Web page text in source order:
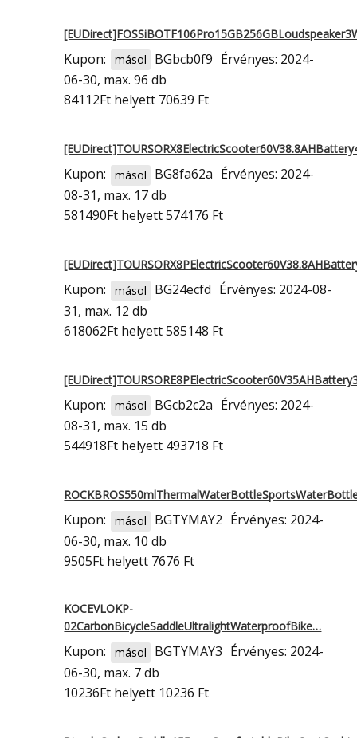
Kupon: másol BGbcb0f9 Érvényes: 2024-
06-30, max. 96 db
84112Ft helyett 70639 Ft
Kupon: másol BG8fa62a Érvényes: 2024-
08-31, max. 17 db
581490Ft helyett 574176 Ft
Kupon: másol BG24ecfd Érvényes: 2024-08-
31, max. 12 db
618062Ft helyett 585148 Ft
Kupon: másol BGcb2c2a Érvényes: 2024-
08-31, max. 15 db
544918Ft helyett 493718 Ft
Kupon: másol BGTYMAY2 Érvényes: 2024-
06-30, max. 10 db
9505Ft helyett 7676 Ft
KOCEVLOKP-
02CarbonBicycleSaddleUltralightWaterproofBike…
Kupon: másol BGTYMAY3 Érvényes: 2024-
06-30, max. 7 db
10236Ft helyett 10236 Ft